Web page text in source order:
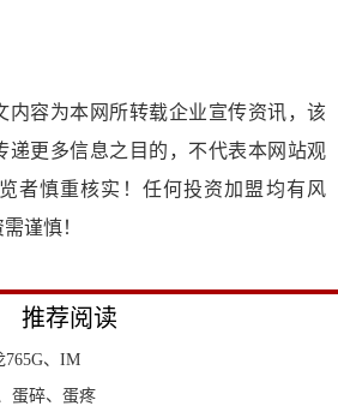
内容为本网所转载企业宣传资讯，该
递更多信息之目的，不代表本网站观
者慎重核实！任何投资加盟均有风
谨慎！
推荐阅读
765G、IM
蛋碎、蛋疼